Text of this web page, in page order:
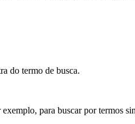
do termo de busca.
exemplo, para buscar por termos